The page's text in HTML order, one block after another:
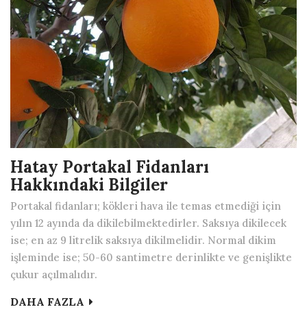
Hatay Portakal Fidanları
Hakkındaki Bilgiler
Portakal fidanları; kökleri hava ile temas etmediği için
yılın 12 ayında da dikilebilmektedirler. Saksıya dikilecek
ise; en az 9 litrelik saksıya dikilmelidir. Normal dikim
işleminde ise; 50-60 santimetre derinlikte ve genişlikte
çukur açılmalıdır.
DAHA FAZLA